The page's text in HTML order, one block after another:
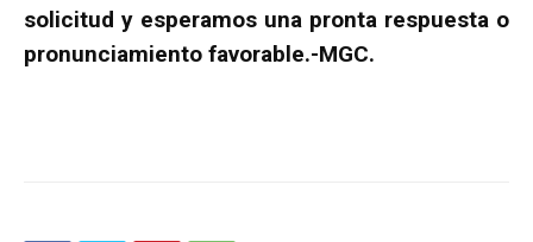
solicitud y esperamos una pronta respuesta o
pronunciamiento favorable.-MGC.